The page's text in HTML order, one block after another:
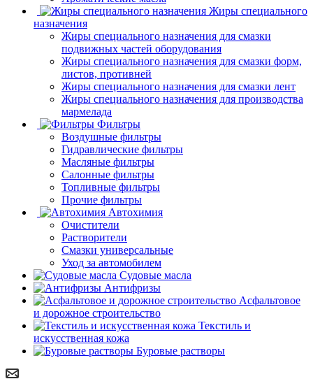
Жиры специального
назначения
Жиры специального назначения для смазки
подвижных частей оборудования
Жиры специального назначения для смазки форм,
листов, противней
Жиры специального назначения для смазки лент
Жиры специального назначения для производства
мармелада
Фильтры
Воздушные фильтры
Гидравлические фильтры
Масляные фильтры
Салонные фильтры
Топливные фильтры
Прочие фильтры
Автохимия
Очистители
Растворители
Смазки универсальные
Уход за автомобилем
Судовые масла
Антифризы
Асфальтовое
и дорожное строительство
Текстиль и
искусственная кожа
Буровые растворы